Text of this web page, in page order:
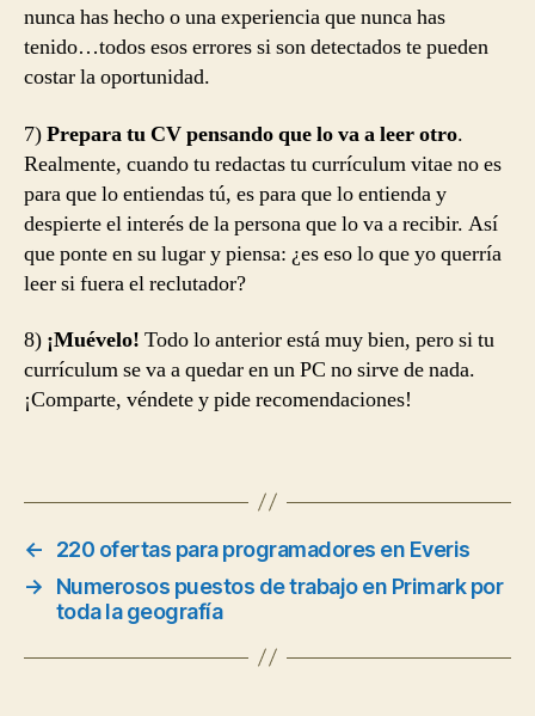
nunca has hecho o una experiencia que nunca has
tenido…todos esos errores si son detectados te pueden
costar la oportunidad.
7)Prepara tu CV pensando que lo va a leer otro.
Realmente, cuando tu redactas tu currículum vitae no es
para que lo entiendas tú, es para que lo entienda y
despierte el interés de la persona que lo va a recibir. Así
que ponte en su lugar y piensa: ¿es eso lo que yo querría
leer si fuera el reclutador?
8) ¡Muévelo! Todo lo anterior está muy bien, pero si tu
currículum se va a quedar en un PC no sirve de nada.
¡Comparte, véndete y pide recomendaciones!
←
220 ofertas para programadores en Everis
→
Numerosos puestos de trabajo en Primark por
toda la geografía